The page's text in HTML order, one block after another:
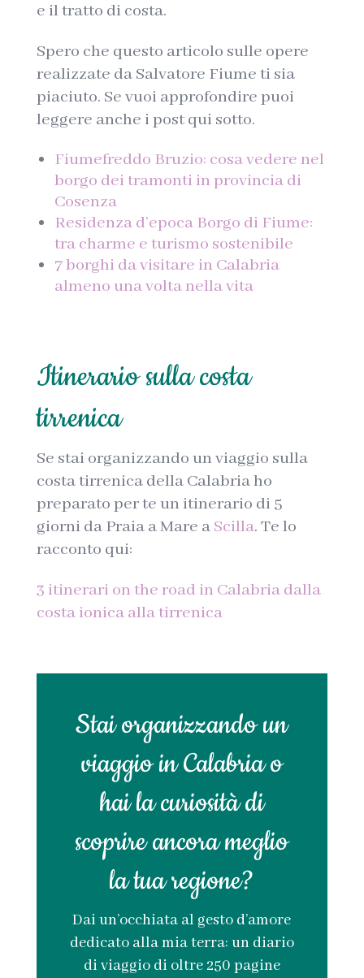
e il tratto di costa.
Spero che questo articolo sulle opere
realizzate da Salvatore Fiume ti sia
piaciuto. Se vuoi approfondire puoi
leggere anche i post qui sotto.
Fiumefreddo Bruzio: cosa vedere nel
borgo dei tramonti in provincia di
Cosenza
Residenza d’epoca Borgo di Fiume:
tra charme e turismo sostenibile
7 borghi da visitare in Calabria
almeno una volta nella vita
Itinerario sulla costa
tirrenica
Se stai organizzando un viaggio sulla
costa tirrenica della Calabria ho
preparato per te un itinerario di 5
giorni da Praia a Mare a Scilla. Te lo
racconto qui:
3 itinerari on the road in Calabria dalla
costa ionica alla tirrenica
Stai organizzando un
viaggio in Calabria o
hai la curiosità di
scoprire ancora meglio
la tua regione?
Dai un’occhiata al gesto d’amore
dedicato alla mia terra: un diario
di viaggio di oltre 250 pagine